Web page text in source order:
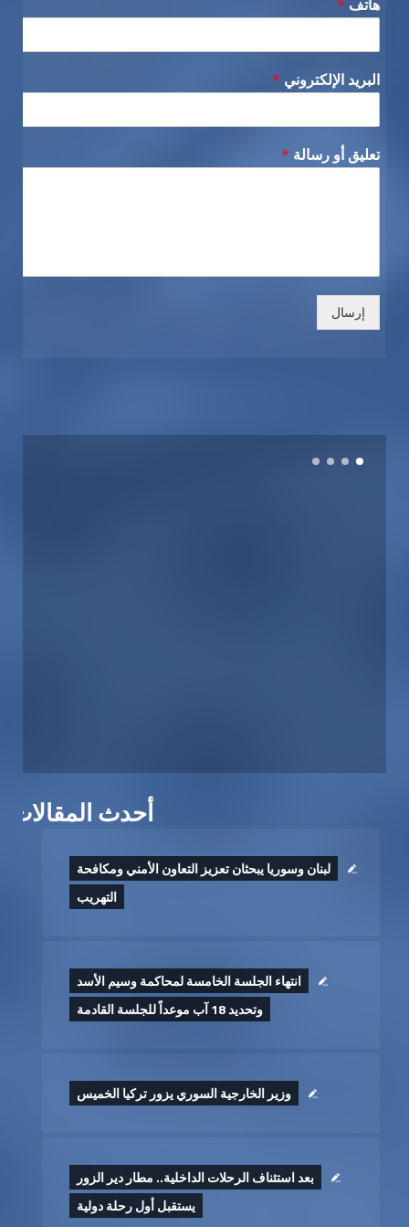
هاتف *
البريد الإلكتروني *
تعليق أو رسالة *
إرسال
أحدث المقالات
لبنان وسوريا يبحثان تعزيز التعاون الأمني ومكافحة
التهريب
انتهاء الجلسة الخامسة لمحاكمة وسيم الأسد
وتحديد 18 آب موعداً للجلسة القادمة
وزير الخارجية السوري يزور تركيا الخميس
بعد استئناف الرحلات الداخلية.. مطار دير الزور
يستقبل أول رحلة دولية